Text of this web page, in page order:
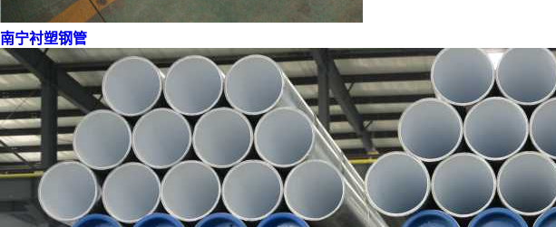
南宁衬塑钢管